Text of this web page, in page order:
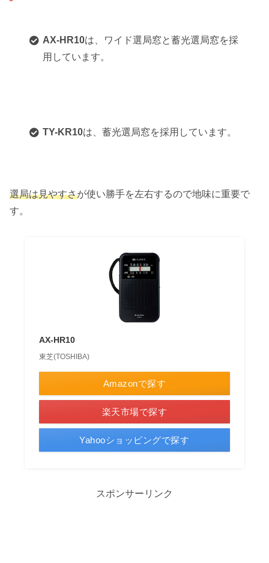
AX-HR10は、ワイド選局窓と蓄光選局窓を採
用しています。
TY-KR10は、蓄光選局窓を採用しています。
選局は見やすさが使い勝手を左右するので地味に重要で
す。
AX-HR10
東芝(TOSHIBA)
Amazonで探す
楽天市場で探す
Yahooショッピングで探す
スポンサーリンク